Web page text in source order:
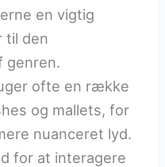
en vigtig
til den
genren.
ofte en række
og mallets, for
nuanceret lyd.
for at interagere